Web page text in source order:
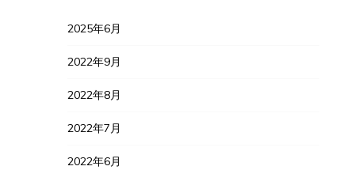
2025年6月
2022年9月
2022年8月
2022年7月
2022年6月